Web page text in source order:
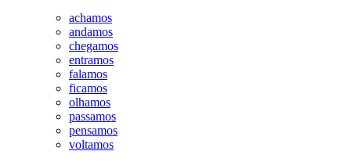
achamos
andamos
chegamos
entramos
falamos
ficamos
olhamos
passamos
pensamos
voltamos